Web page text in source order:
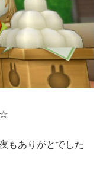
☆
もありがとでした